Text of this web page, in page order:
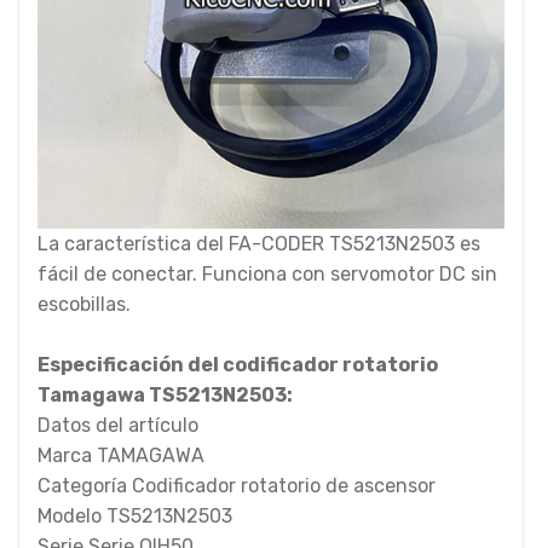
La característica del FA-CODER TS5213N2503 es
fácil de conectar. Funciona con servomotor DC sin
escobillas.
Especificación del codificador rotatorio
Tamagawa TS5213N2503:
Datos del artículo
Marca TAMAGAWA
Categoría Codificador rotatorio de ascensor
Modelo TS5213N2503